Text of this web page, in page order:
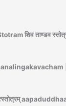
शिव ताण्डव